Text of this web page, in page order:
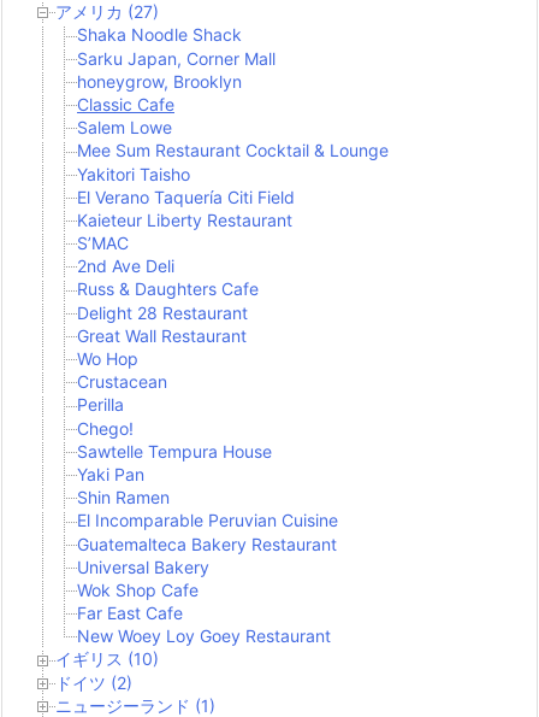
アメリカ (27)
Shaka Noodle Shack
Sarku Japan, Corner Mall
honeygrow, Brooklyn
Classic Cafe
Salem Lowe
Mee Sum Restaurant Cocktail & Lounge
Yakitori Taisho
El Verano Taquería Citi Field
Kaieteur Liberty Restaurant
S’MAC
2nd Ave Deli
Russ & Daughters Cafe
Delight 28 Restaurant
Great Wall Restaurant
Wo Hop
Crustacean
Perilla
Chego!
Sawtelle Tempura House
Yaki Pan
Shin Ramen
El Incomparable Peruvian Cuisine
Guatemalteca Bakery Restaurant
Universal Bakery
Wok Shop Cafe
Far East Cafe
New Woey Loy Goey Restaurant
イギリス (10)
ドイツ (2)
ニュージーランド (1)